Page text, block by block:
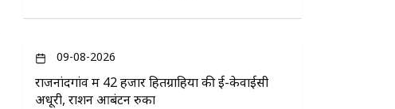
09-08-2026
राजनांदगांव में 42 हजार हितग्राहियों की ई-केवाईसी
अधूरी, राशन आबंटन रुका